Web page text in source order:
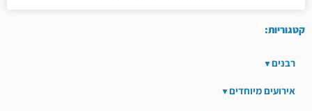
קטגוריות:
רבנים
אירועים מיוחדים